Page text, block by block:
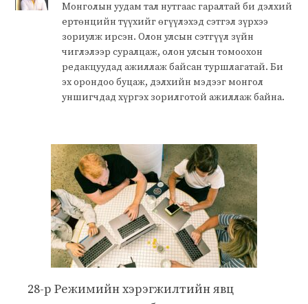
Монголын уудам тал нутгаас гаралтай би дэлхий
ертөнцийн түүхийг өгүүлэхэд сэтгэл зүрхээ
зориулж ирсэн. Олон улсын сэтгүүл зүйн
чиглэлээр суралцаж, олон улсын томоохон
редакцуудад ажиллаж байсан туршлагатай. Би
эх орондоо буцаж, дэлхийн мэдээг монгол
уншигчдад хүргэх зорилготой ажиллаж байна.
28-р Режимийн хэрэгжилтийн явц